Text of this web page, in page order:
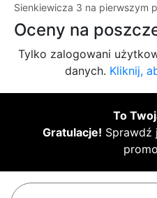
Sienkiewicza 3 na pierwszym
Oceny na
Tylko zalogowani
danych. Kliknij,
To
Gratulacje! Sprawdź